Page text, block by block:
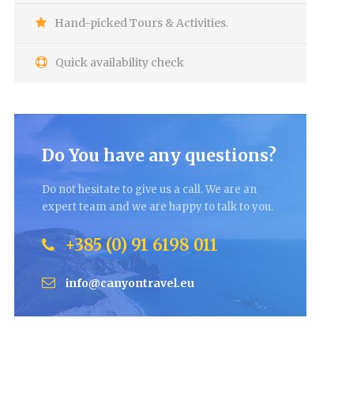
Hand-picked Tours & Activities.
Quick availability check
Do You have any questions?
Do not hesitate to give us a call. We are an
expert team and we are happy to talk to you.
+385 (0) 91 6198 011
info@canyontravel.eu